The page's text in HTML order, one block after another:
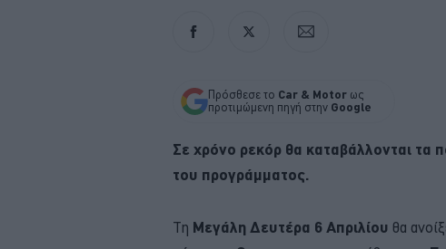
Πρόσθεσε το Car & Motor ως
προτιμώμενη πηγή στην Google
Σε χρόνο ρεκόρ θα καταβάλλονται τα
του προγράμματος.
Τη Μεγάλη Δευτέρα 6 Απριλίου θα